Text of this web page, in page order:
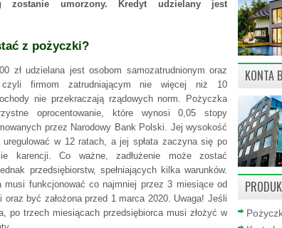
zostanie umorzony. Kredyt udzielany jest
z pożyczki?
zł udzielana jest osobom samozatrudnionym oraz
czyli firmom zatrudniającym nie więcej niż 10
nie przekraczają rządowych norm. Pożyczka
oprocentowanie, które wynosi 0,05 stopy
przez Narodowy Bank Polski. Jej wysokość
w 12 ratach, a jej spłata zaczyna się po
karencji. Co ważne, zadłużenie może zostać
przedsiębiorstw, spełniających kilka warunków.
musi funkcjonować co najmniej przez 3 miesiące od
być założona przed 1 marca 2020. Uwaga! Jeśli
po trzech miesiącach przedsiębiorca musi złożyć w
KONTA